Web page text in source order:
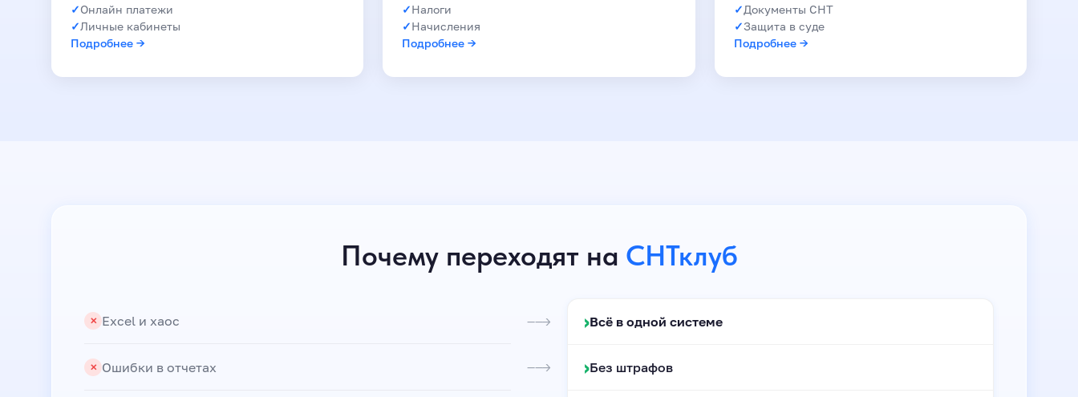
Онлайн платежи
Личные кабинеты
Подробнее →
Налоги
Начисления
Подробнее →
Документы СНТ
Защита в суде
Подробнее →
Почему переходят на СНТклуб
✕ Excel и хаос
✕ Ошибки в отчетах
——→
——→
›Всё в одной системе
›Без штрафов